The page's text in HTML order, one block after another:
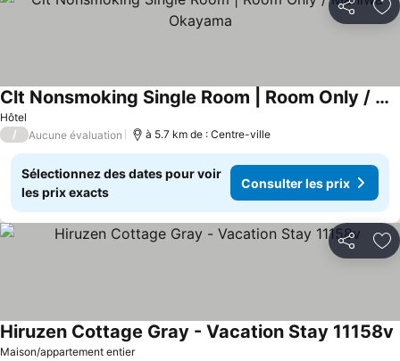
Partager
Hôtel
Clt Nonsmoking Single Room | Room Only / Maniwa Okayama
/ Aucune évaluation à 5.7 km de : Centre-ville
Sélectionnez des dates pour voir
les prix exacts
Consulter les prix
Partager
Maison/appartement entier
Hiruzen Cottage Gray - Vacation Stay 11158v